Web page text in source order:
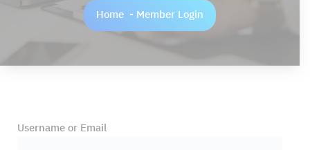
Home - Member Login
Username or Email